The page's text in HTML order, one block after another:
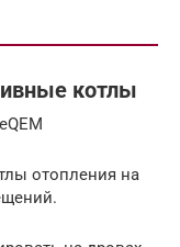
котлы
отопления на